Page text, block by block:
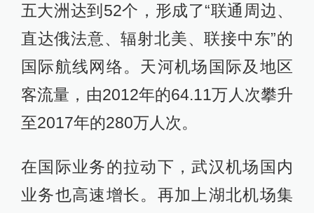
五大洲达到52个，形成了“联通周边、
直达俄法意、辐射北美、联接中东”的
国际航线网络。天河机场国际及地区
客流量，由2012年的64.11万人次攀升
至2017年的280万人次。
在国际业务的拉动下，武汉机场国内
业务也高速增长。再加上湖北机场集